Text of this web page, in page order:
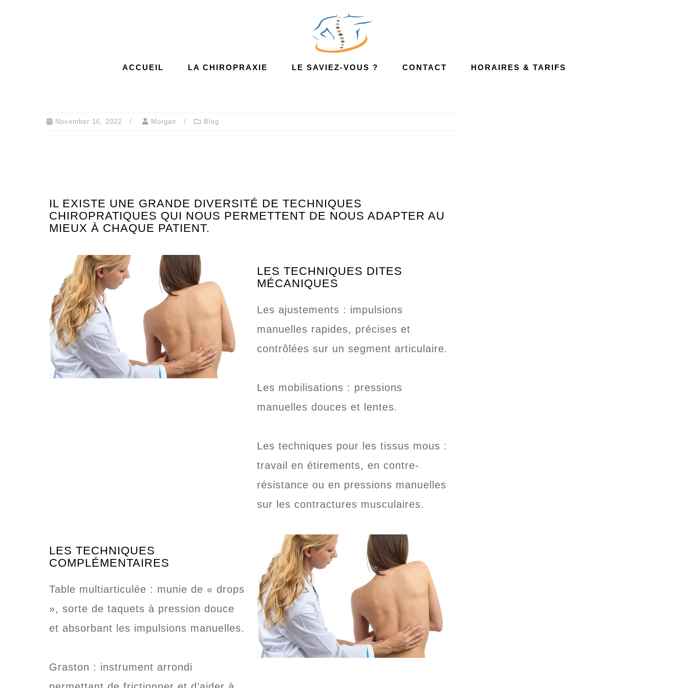
ACCUEIL LA CHIROPRAXIE LE SAVIEZ-VOUS ? CONTACT HORAIRES & TARIFS
November 16, 2022 Morgan Blog
IL EXISTE UNE GRANDE DIVERSITÉ DE TECHNIQUES
CHIROPRATIQUES QUI NOUS PERMETTENT DE NOUS ADAPTER AU
MIEUX À CHAQUE PATIENT.
LES TECHNIQUES DITES
MÉCANIQUES
Les ajustements : impulsions
manuelles rapides, précises et
contrôlées sur un segment articulaire.
Les mobilisations : pressions
manuelles douces et lentes.
Les techniques pour les tissus mous :
travail en étirements, en contre-
résistance ou en pressions manuelles
sur les contractures musculaires.
LES TECHNIQUES
COMPLÉMENTAIRES
Table multiarticulée : munie de « drops
», sorte de taquets à pression douce
et absorbant les impulsions manuelles.
Graston : instrument arrondi